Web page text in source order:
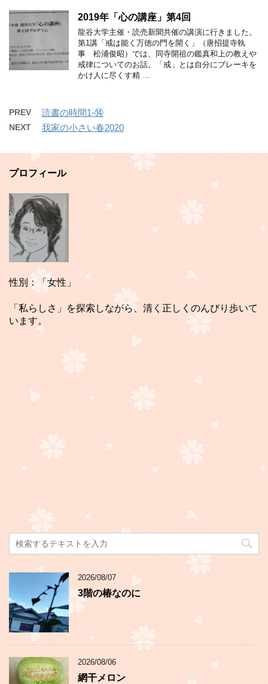
2019年「心の講座」第4回
龍谷大学主催・読売新聞共催の講演に行きました。
第1講「戒は能く万徳の門を開く」（唐招提寺執
事 松浦俊昭）では、同寺開祖の鑑真和上の教えや
戒律についてのお話。「戒」とは自分にブレーキを
かけ人に尽くす精 …
PREV 読書の時間1-⑭
NEXT 我家の小さい春2020
プロフィール
性別：「女性」
「私らしさ」を探索しながら、清く正しくのんびり歩いて
います。
2026/08/07
3階の椿なのに
2026/08/06
網干メロン